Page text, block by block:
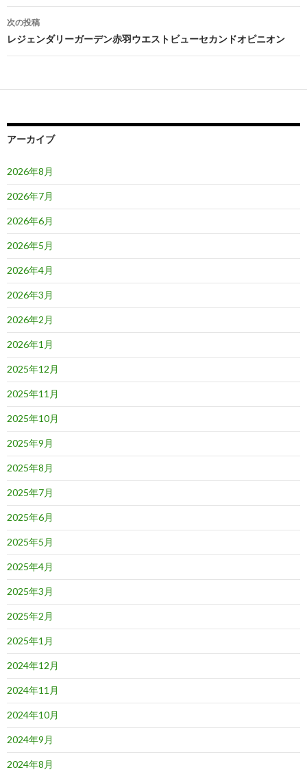
ナ
ビ
ゲ
ー
ョ
次の投稿
レジェンダリーガーデン赤羽ウエストビューセカンドオピニオン
アーカイブ
2026年8月
2026年7月
2026年6月
2026年5月
2026年4月
2026年3月
2026年2月
2026年1月
2025年12月
2025年11月
2025年10月
2025年9月
2025年8月
2025年7月
2025年6月
2025年5月
2025年4月
2025年3月
2025年2月
2025年1月
2024年12月
2024年11月
2024年10月
2024年9月
2024年8月